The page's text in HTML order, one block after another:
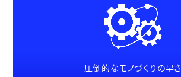
圧倒的なモノづくりの早さ